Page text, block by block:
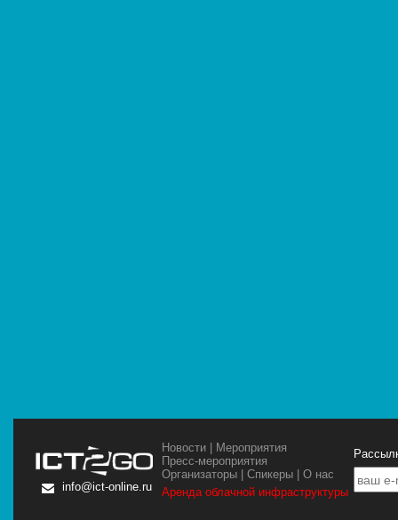
info@ict-online.ru
Новости
Мероприятия
Пресс-мероприятия
Организаторы |Спикеры |О нас
Аренда облачной инфраструктуры